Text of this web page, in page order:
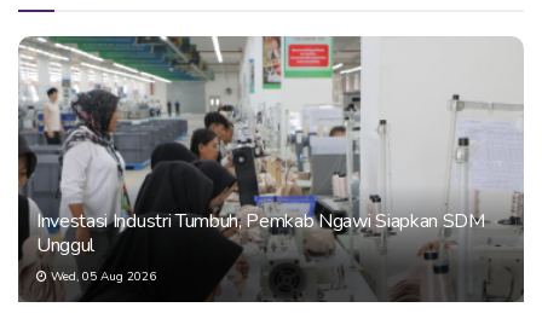
Investasi Industri Tumbuh, Pemkab Ngawi Siapkan SDM
Unggul
Wed, 05 Aug 2026